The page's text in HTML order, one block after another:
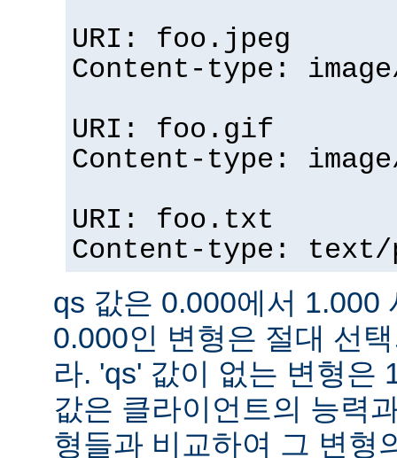
URI: foo.jpeg
Content-type:
URI: foo.gif
Content-type:
URI: foo.txt
Content-type:
qs 값은 0.000에서 1.000
0.000인 변형은 절대 선
라. 'qs' 값이 없는 변형은
값은 클라이언트의 능력
형들과 비교하여 그 변형